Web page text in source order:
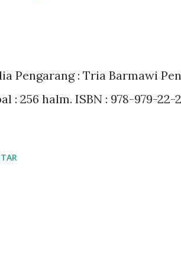
Pengarang : Tria Barmawi
: 256 halm. ISBN : 978-979-22-